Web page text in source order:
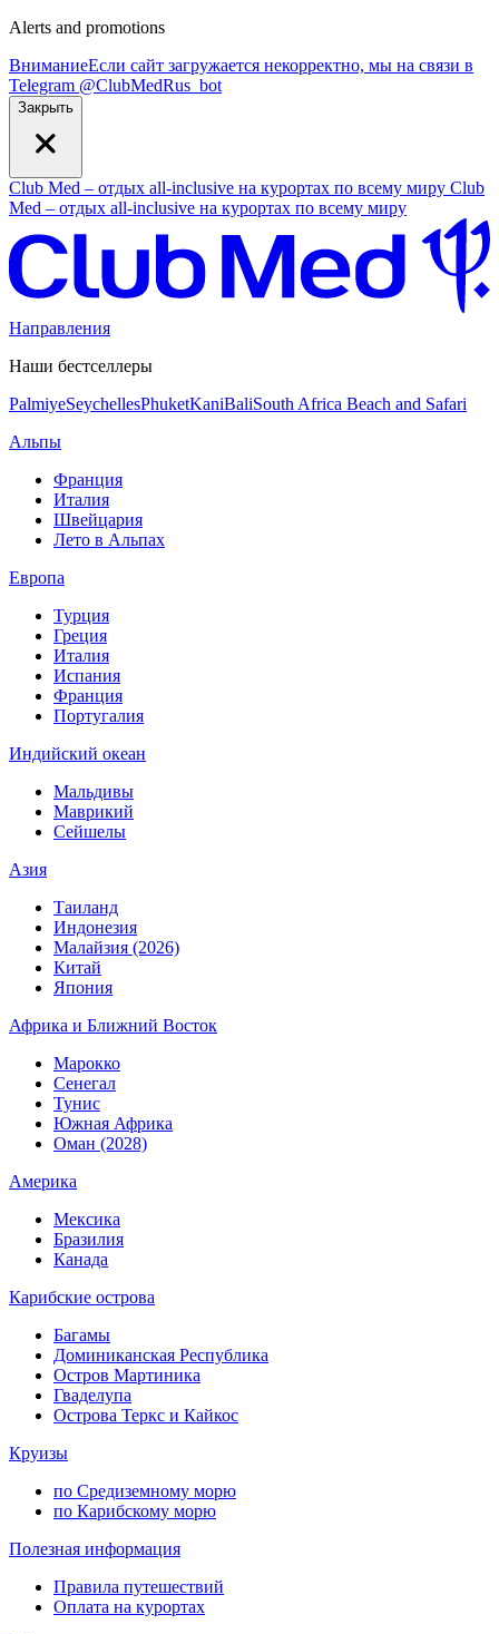
Alerts and promotions
ВниманиеЕсли сайт загружается некорректно, мы на связи в
Telegram @ClubMedRus_bot
Закрыть
Club Med – отдых all-inclusive на курортах по всему миру Club
Med – отдых all-inclusive на курортах по всему миру
Направления
Наши бестселлеры
PalmiyeSeychellesPhuketKaniBaliSouth Africa Beach and Safari
Альпы
Франция
Италия
Швейцария
Лето в Альпах
Европа
Турция
Греция
Италия
Испания
Франция
Португалия
Индийский океан
Мальдивы
Маврикий
Сейшелы
Азия
Таиланд
Индонезия
Малайзия (2026)
Китай
Япония
Африка и Ближний Восток
Марокко
Сенегал
Тунис
Южная Африка
Оман (2028)
Америка
Мексика
Бразилия
Канада
Карибские острова
Багамы
Доминиканская Республика
Остров Мартиника
Гваделупа
Острова Теркс и Кайкос
Круизы
по Средиземному морю
по Карибскому морю
Полезная информация
Правила путешествий
Оплата на курортах